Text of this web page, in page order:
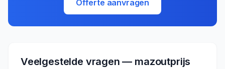
Offerte aanvragen
Veelgestelde vragen — mazoutprijs